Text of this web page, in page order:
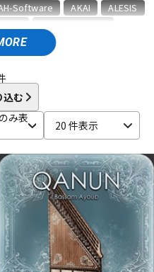
エフェクター
レコーディング機器
楽器アクセサリ
ヴィンテージ
Software AKAI
ALESIS
Arturia
BestService
celemony
TECHNOLOGY
Eventide
Expressive E
Future Audio Workshop
GRACE design
ICON
Ikebe Original
Acoustics
INTERNET
込む
み表
20 件表示